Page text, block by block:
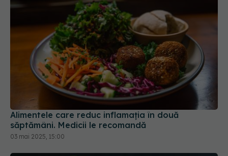
Alimentele care reduc inflamația în două
săptămâni. Medicii le recomandă
03 mai 2025, 15:00